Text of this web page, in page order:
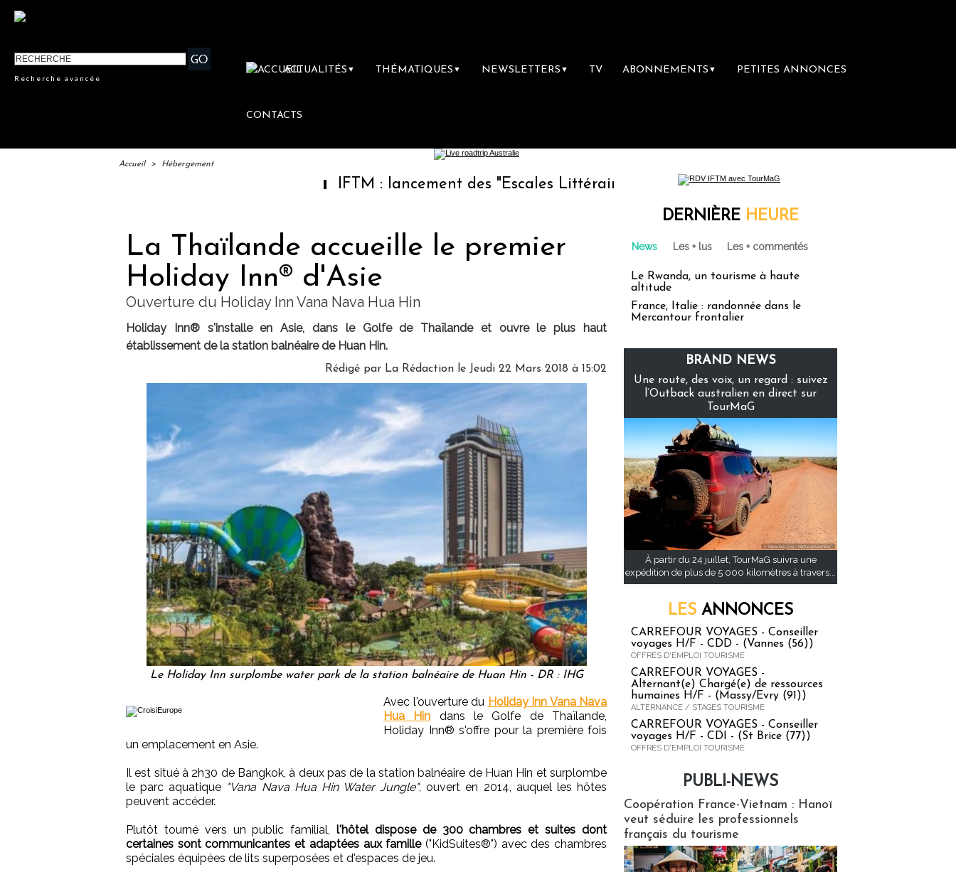
Recherche avancée
ACTUALITÉS ▼ THÉMATIQUES ▼ NEWSLETTERS ▼ TV ABONNEMENTS ▼ PETITES ANNONCES
CONTACTS
Accueil > Hébergement
IFTM : lancement des "Escales Littéraires", la première librairie du voyage
La Thaïlande accueille le premier
Holiday Inn® d'Asie
Ouverture du Holiday Inn Vana Nava Hua Hin
Holiday Inn® s'installe en Asie, dans le Golfe de Thaïlande et ouvre le plus haut
établissement de la station balnéaire de Huan Hin.
Rédigé par La Rédaction le Jeudi 22 Mars 2018 à 15:02
Le Holiday Inn surplombe water park de la station balnéaire de Huan Hin - DR : IHG
Avec l'ouverture du Holiday Inn Vana Nava
Hua Hin dans le Golfe de Thaïlande,
Holiday Inn® s'offre pour la première fois
un emplacement en Asie.
Il est situé à 2h30 de Bangkok, à deux pas de la station balnéaire de Huan Hin et surplombe
le parc aquatique "Vana Nava Hua Hin Water Jungle", ouvert en 2014, auquel les hôtes
peuvent accéder.
Plutôt tourné vers un public familial,l'hôtel dispose de 300 chambres et suites dont
certaines sont communicantes et adaptées aux famille("KidSuites®") avec des chambres
spéciales équipées de lits superposées et d'espaces de jeu.
DERNIÈRE HEURE
News Les + lus Les + commentés
Le Rwanda, un tourisme à haute
altitude
France, Italie : randonnée dans le
Mercantour frontalier
BRAND NEWS
Une route, des voix, un regard : suivez
l’Outback australien en direct sur
TourMaG
À partir du 24 juillet, TourMaG suivra une
expédition de plus de 5 000 kilomètres à travers...
LES ANNONCES
CARREFOUR VOYAGES - Conseiller
voyages H/F - CDD - (Vannes (56))
OFFRES D'EMPLOI TOURISME
CARREFOUR VOYAGES -
Alternant(e) Chargé(e) de ressources
humaines H/F - (Massy/Evry (91))
ALTERNANCE / STAGES TOURISME
CARREFOUR VOYAGES - Conseiller
voyages H/F - CDI - (St Brice (77))
OFFRES D'EMPLOI TOURISME
PUBLI-NEWS
Coopération France-Vietnam : Hanoï
veut séduire les professionnels
français du tourisme